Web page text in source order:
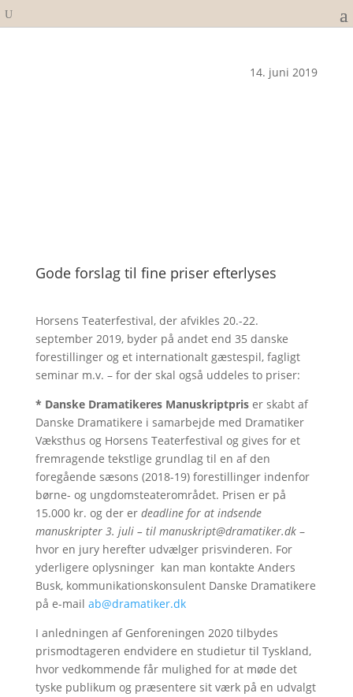
14. juni 2019
Gode forslag til fine priser efterlyses
Horsens Teaterfestival, der afvikles 20.-22.
september 2019, byder på andet end 35 danske
forestillinger og et internationalt gæstespil, fagligt
seminar m.v. – for der skal også uddeles to priser:
* Danske Dramatikeres Manuskriptpriser skabt af
Danske Dramatikere i samarbejde med Dramatiker
Væksthus og Horsens Teaterfestival og gives for et
fremragende tekstlige grundlag til en af den
foregående sæsons (2018-19) forestillinger indenfor
børne- og ungdomsteaterområdet. Prisen er på
15.000 kr. og der er deadline for at indsende
manuskripter 3. juli – til manuskript@dramatiker.dk –
hvor en jury herefter udvælger prisvinderen. For
yderligere oplysninger kan man kontakte Anders
Busk, kommunikationskonsulent Danske Dramatikere
på e-mail ab@dramatiker.dk
I anledningen af Genforeningen 2020 tilbydes
prismodtageren endvidere en studietur til Tyskland,
hvor vedkommende får mulighed for at møde det
tyske publikum og præsentere sit værk på en udvalgt